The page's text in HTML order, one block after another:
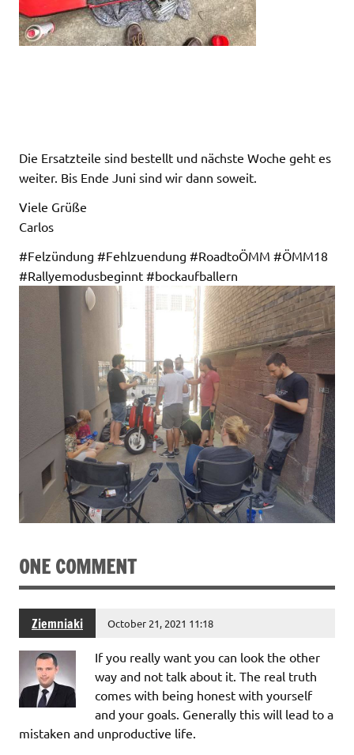
Die Ersatzteile sind bestellt und nächste Woche geht es
weiter. Bis Ende Juni sind wir dann soweit.
Viele Grüße
Carlos
#Felzündung #Fehlzuendung #RoadtoÖMM #ÖMM18
#Rallyemodusbeginnt #bockaufballern
ONE COMMENT
Ziemniaki October 21, 2021 11:18
If you really want you can look the other
way and not talk about it. The real truth
comes with being honest with yourself
and your goals. Generally this will lead to a
mistaken and unproductive life.